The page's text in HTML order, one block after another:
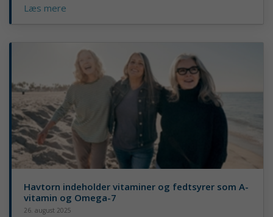
Læs mere
Havtorn indeholder vitaminer og fedtsyrer som A-
vitamin og Omega-7
26. august 2025